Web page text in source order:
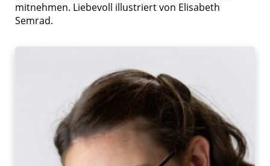
mitnehmen. Liebevoll illustriert von Elisabeth
Semrad.